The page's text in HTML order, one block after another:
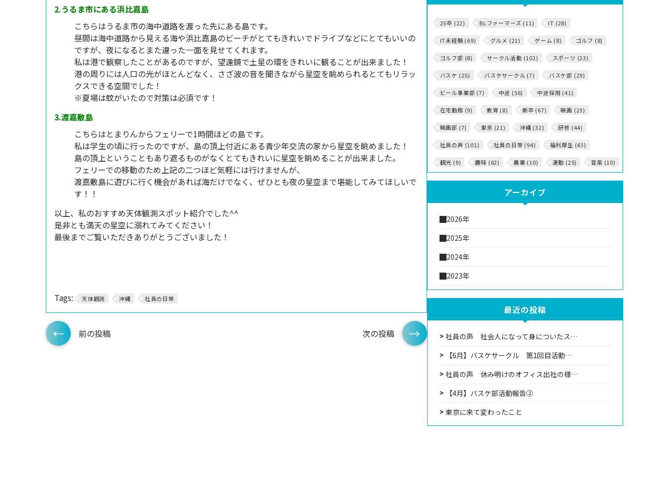
2.うるま市にある浜比嘉島
こちらはうるま市の海中道路を渡った先にある島です。
昼間は海中道路から見える海や浜比嘉島のビーチがとてもきれいでドライブなどにとてもいいの
ですが、夜になるとまた違った一面を見せてくれます。
私は港で観察したことがあるのですが、望遠鏡で土星の環をきれいに観ることが出来ました！
港の周りには人口の光がほとんどなく、さざ波の音を聞きながら星空を眺められるとてもリラッ
クスできる空間でした！
※夏場は蚊がいたので対策は必須です！
3.渡嘉敷島
こちらはとまりんからフェリーで1時間ほどの島です。
私は学生の頃に行ったのですが、島の頂上付近にある青少年交流の家から星空を眺めました！
島の頂上ということもあり遮るものがなくとてもきれいに星空を眺めることが出来ました。
フェリーでの移動のため上記の二つほど気軽には行けませんが、
渡嘉敷島に遊びに行く機会があれば海だけでなく、ぜひとも夜の星空まで堪能してみてほしいで
す！！
以上、私のおすすめ天体観測スポット紹介でした^^
是非とも満天の星空に溺れてみてください！
最後までご覧いただきありがとうございました！
Tags: 天体観測 沖縄 社員の日常
前の投稿 次の投稿
25卒 (22) BLファーマーズ (11) IT (28)
IT未経験 (69) グルメ (21) ゲーム (8) ゴルフ (8)
ゴルフ部 (8) サークル活動 (102) スポーツ (23)
バスケ (25) バスケサークル (7) バスケ部 (29)
ビール事業部 (7) 中途 (56) 中途採用 (41)
在宅勤務 (9) 教育 (8) 新卒 (67) 映画 (23)
映画部 (7) 東京 (21) 沖縄 (32) 研修 (44)
社員の声 (101) 社員の日常 (94) 福利厚生 (43)
観光 (9) 趣味 (62) 農業 (10) 運動 (25) 音楽 (10)
アーカイブ
2026年
2025年
2024年
2023年
最近の投稿
社員の声 社会人になって身についたス…
【6月】バスケサークル 第1回目活動…
社員の声 休み明けのオフィス出社の様…
【4月】バスケ部活動報告②
東京に来て変わったこと